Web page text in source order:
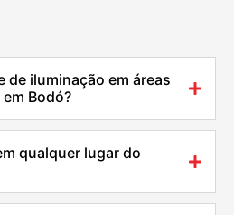
de iluminação em áreas
Bodó?
qualquer lugar do